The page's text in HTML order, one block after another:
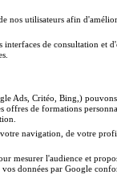
la mode (rentrée
nos utilisateurs afin
de consultation et
Ads, Critéo, Bing,)
de formations
navigation, de votre
mesurer l'audience et
données par Google